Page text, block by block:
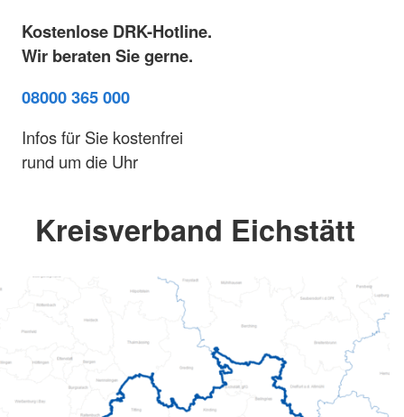
Kostenlose DRK-Hotline.
Wir beraten Sie gerne.
08000 365 000
Infos für Sie kostenfrei
rund um die Uhr
Kreisverband Eichstätt